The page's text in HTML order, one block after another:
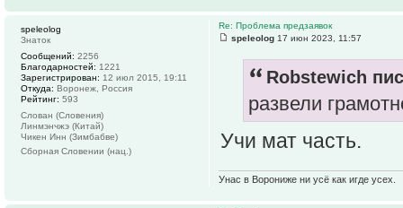
Re: Проблема предзаявок
speleolog 17 июн 2023, 11:57
Robstewich
развели
Учи мат часть.
Унас в Ворониже ни усё как игде усех.
speleolog
Знаток
Сообщений: 2256
Благодарностей: 1221
Зарегистрирован: 12 июл 2015, 19:11
Откуда: Воронеж, Россия
Рейтинг: 593
Слован (Словения)
Линмэнчжэ (Китай)
Чикен Инн (Зимбабве)
Сборная Словении (нац.)